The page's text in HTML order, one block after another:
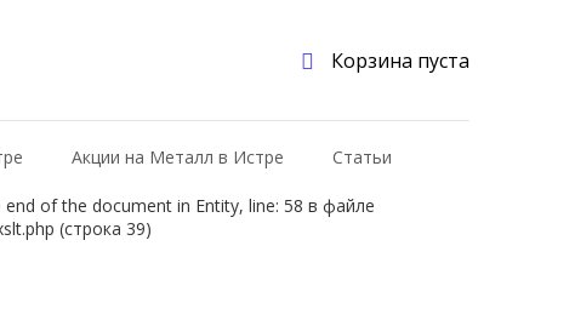
of the document in Entity, line: 58 в файле
(строка 39)
Корзина пуста
Акции на Металл в Истре
Статьи